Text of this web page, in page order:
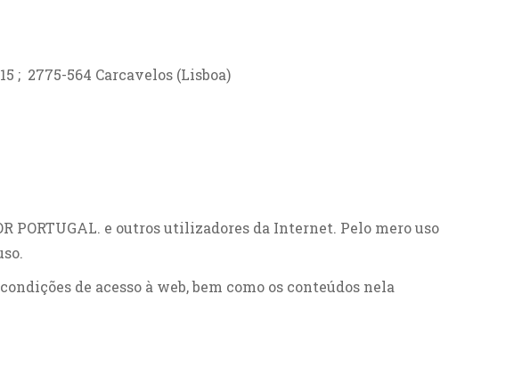
; 2775-564 Carcavelos (Lisboa)
PORTUGAL. e outros utilizadores da Internet. Pelo mero uso
de acesso à web, bem como os conteúdos nela